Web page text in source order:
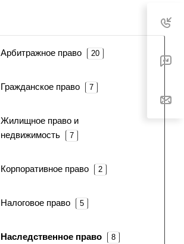
Арбитражное право 20
Гражданское право 7
Жилищное право и
недвижимость
7
Корпоративное право 2
Налоговое право 5
Наследственное право 8